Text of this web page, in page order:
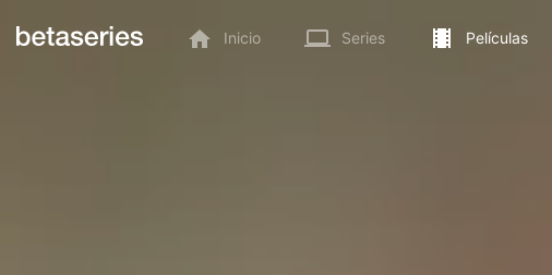
Inicio Series Películas